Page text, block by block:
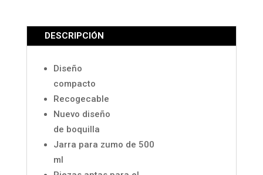
DESCRIPCIÓN
Diseño
compacto
Recogecable
Nuevo diseño
de boquilla
Jarra para zumo de 500
ml